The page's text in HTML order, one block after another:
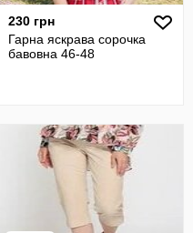
230 грн
Гарна яскрава сорочка
бавовна 46-48